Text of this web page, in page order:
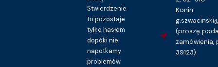
Stwierdzenie
to pozostaje
tylko hasłem
dopóki nie
napotkamy
problemów
Konin
(proszę
zamówienia,
39123)